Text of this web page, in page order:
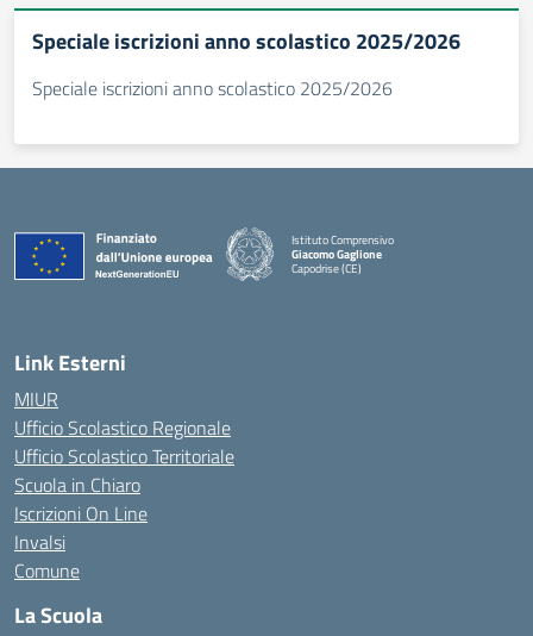
Speciale iscrizioni anno scolastico 2025/2026
Speciale iscrizioni anno scolastico 2025/2026
Istituto Comprensivo
Giacomo Gaglione
Capodrise (CE)
— Visita la pagina iniziale della scuola
Link Esterni
MIUR
Ufficio Scolastico Regionale
Ufficio Scolastico Territoriale
Scuola in Chiaro
Iscrizioni On Line
Invalsi
Comune
La Scuola